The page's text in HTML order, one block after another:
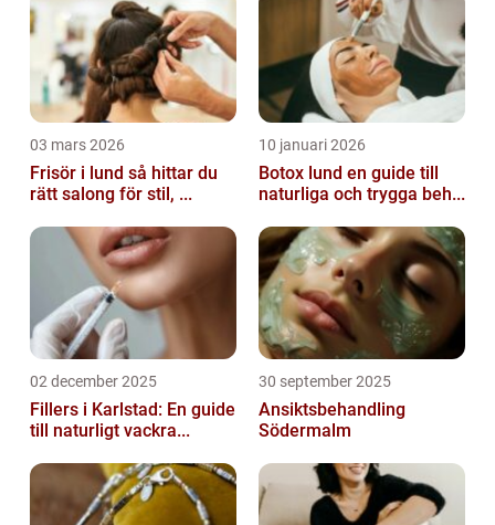
03 mars 2026
Frisör i lund så hittar du
rätt salong för stil, ...
10 januari 2026
Botox lund en guide till
naturliga och trygga beh...
02 december 2025
Fillers i Karlstad: En guide
till naturligt vackra...
30 september 2025
Ansiktsbehandling
Södermalm